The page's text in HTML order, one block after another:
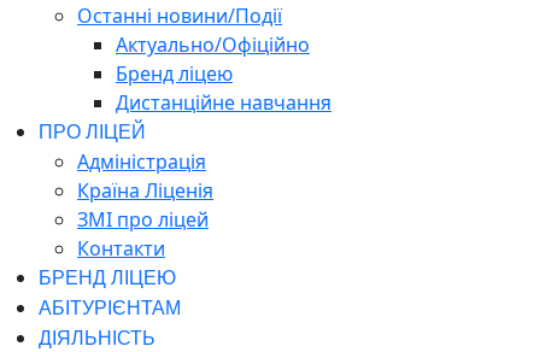
Останні новини/Події
Актуально/Офіційно
Бренд ліцею
Дистанційне навчання
ПРО ЛІЦЕЙ
Адміністрація
Країна Ліценія
ЗМІ про ліцей
Контакти
БРЕНД ЛІЦЕЮ
АБІТУРІЄНТАМ
ДІЯЛЬНІСТЬ